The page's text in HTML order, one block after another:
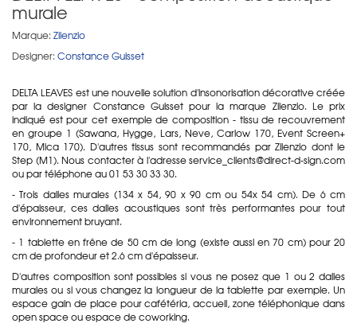
murale
Marque: Zilenzio
Designer: Constance Guisset
DELTA LEAVES est une nouvelle solution d'insonorisation décorative créée
par la designer Constance Guisset pour la marque Zilenzio. Le prix
indiqué est pour cet exemple de composition - tissu de recouvrement
en groupe 1 (Sawana, Hygge, Lars, Neve, Carlow 170, Event Screen+
170, Mica 170). D'autres tissus sont recommandés par Zilenzio dont le
Step (M1). Nous contacter à l'adresse service_clients@direct-d-sign.com
ou par téléphone au 01 53 30 33 30.
- Trois dalles murales (134 x 54, 90 x 90 cm ou 54x 54 cm). De 6 cm
d'épaisseur, ces dalles acoustiques sont très performantes pour tout
environnement bruyant.
- 1 tablette en frêne de 50 cm de long (existe aussi en 70 cm) pour 20
cm de profondeur et 2.6 cm d'épaisseur.
D'autres composition sont possibles si vous ne posez que 1 ou 2 dalles
murales ou si vous changez la longueur de la tablette par exemple. Un
espace gain de place pour cafétéria, accueil, zone téléphonique dans
open space ou espace de coworking.